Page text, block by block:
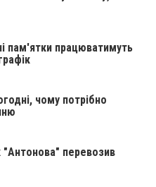
пам'ятки працюватимуть
чому потрібно
"Антонова" перевозив